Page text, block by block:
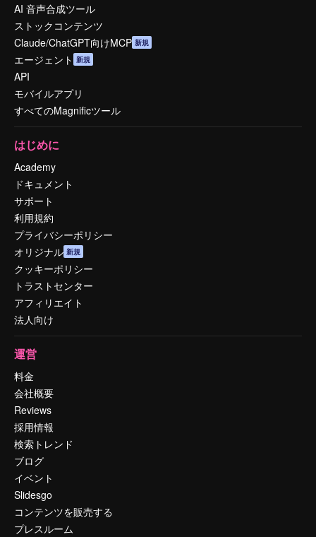
AI 音声合成ツール
ストックコンテンツ
Claude/ChatGPT向けMCP 新規
エージェント 新規
API
モバイルアプリ
すべてのMagnificツール
はじめに
Academy
ドキュメント
サポート
利用規約
プライバシーポリシー
オリジナル 新規
クッキーポリシー
トラストセンター
アフィリエイト
法人向け
運営
料金
会社概要
Reviews
採用情報
検索トレンド
ブログ
イベント
Slidesgo
コンテンツを販売する
プレスルーム